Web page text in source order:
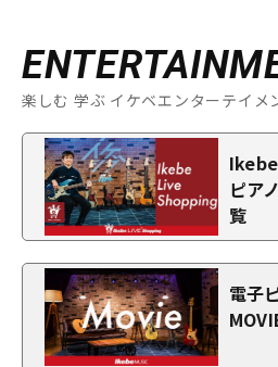
楽しむ 学ぶ イケベエンターテイメ
ピア
覧
電子